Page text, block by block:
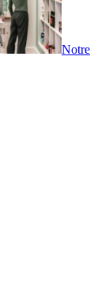
Notre